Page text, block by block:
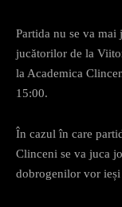
Partida nu se va mai
jucătorilor de la
la Academica
15:00.
În cazul în care
Clinceni se va juca
dobrogenilor vor